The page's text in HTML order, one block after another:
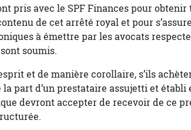
pris avec le SPF Finances pour
de cet arrêté royal et pour
à émettre par les avocats
soumis.
et de manière corollaire, s’ils
la part d’un prestataire assujetti et établi
devront accepter de recevoir de ce